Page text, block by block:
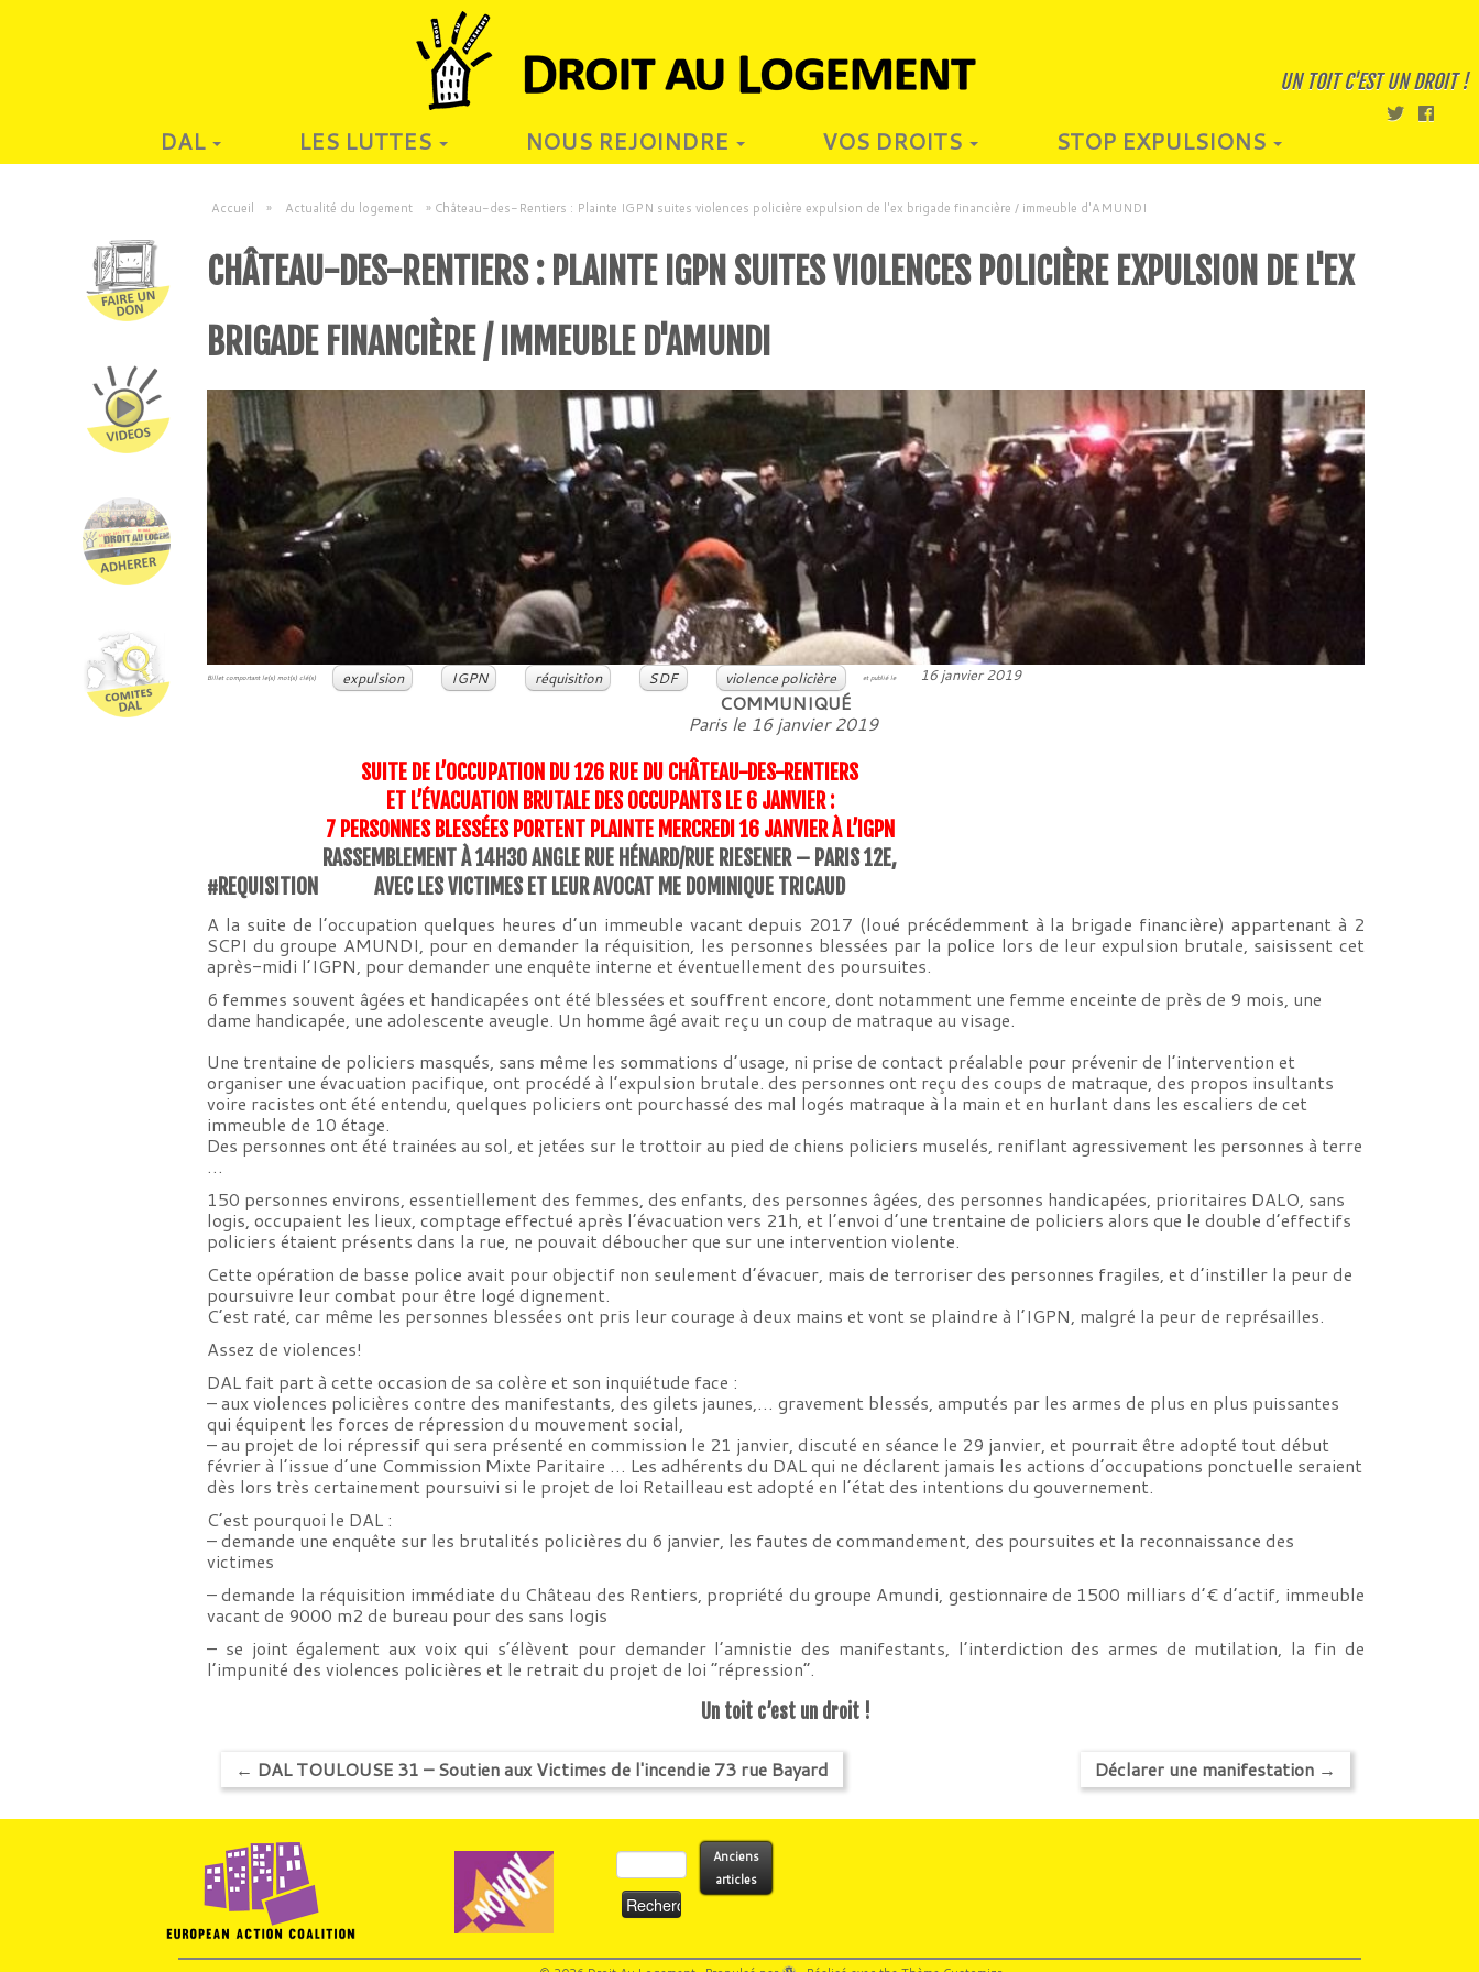
UN TOIT C'EST UN DROIT !
DAL LES LUTTES NOUS REJOINDRE VOS DROITS STOP EXPULSIONS
Accueil » Actualité du logement » Château-des-Rentiers : Plainte IGPN suites violences policière expulsion de l'ex brigade financière / immeuble d'AMUNDI
CHÂTEAU-DES-RENTIERS : PLAINTE IGPN SUITES VIOLENCES POLICIÈRE EXPULSION DE L'EX
BRIGADE FINANCIÈRE / IMMEUBLE D'AMUNDI
Billet comportant le(s) mot(s) clé(s) expulsion IGPN réquisition SDF violence policière et publié le 16 janvier 2019
COMMUNIQUÉ
Paris le 16 janvier 2019
#REQUISITION
SUITE DE L’OCCUPATION DU 126 RUE DU CHÂTEAU-DES-RENTIERS
ET L’ÉVACUATION BRUTALE DES OCCUPANTS LE 6 JANVIER :
7 PERSONNES BLESSÉES PORTENT PLAINTE MERCREDI 16 JANVIER À L’IGPN
RASSEMBLEMENT À 14H30 ANGLE RUE HÉNARD/RUE RIESENER – PARIS 12E,
AVEC LES VICTIMES ET LEUR AVOCAT ME DOMINIQUE TRICAUD
A la suite de l’occupation quelques heures d’un immeuble vacant depuis 2017 (loué précédemment à la brigade financière) appartenant à 2
SCPI du groupe AMUNDI, pour en demander la réquisition, les personnes blessées par la police lors de leur expulsion brutale, saisissent cet
après-midi l’IGPN, pour demander une enquête interne et éventuellement des poursuites.
6 femmes souvent âgées et handicapées ont été blessées et souffrent encore, dont notamment une femme enceinte de près de 9 mois, une
dame handicapée, une adolescente aveugle. Un homme âgé avait reçu un coup de matraque au visage.
Une trentaine de policiers masqués, sans même les sommations d’usage, ni prise de contact préalable pour prévenir de l’intervention et
organiser une évacuation pacifique, ont procédé à l’expulsion brutale. des personnes ont reçu des coups de matraque, des propos insultants
voire racistes ont été entendu, quelques policiers ont pourchassé des mal logés matraque à la main et en hurlant dans les escaliers de cet
immeuble de 10 étage.
Des personnes ont été trainées au sol, et jetées sur le trottoir au pied de chiens policiers muselés, reniflant agressivement les personnes à terre
…
150 personnes environs, essentiellement des femmes, des enfants, des personnes âgées, des personnes handicapées, prioritaires DALO, sans
logis, occupaient les lieux, comptage effectué après l’évacuation vers 21h, et l’envoi d’une trentaine de policiers alors que le double d’effectifs
policiers étaient présents dans la rue, ne pouvait déboucher que sur une intervention violente.
Cette opération de basse police avait pour objectif non seulement d’évacuer, mais de terroriser des personnes fragiles, et d’instiller la peur de
poursuivre leur combat pour être logé dignement.
C’est raté, car même les personnes blessées ont pris leur courage à deux mains et vont se plaindre à l’IGPN, malgré la peur de représailles.
Assez de violences!
DAL fait part à cette occasion de sa colère et son inquiétude face :
– aux violences policières contre des manifestants, des gilets jaunes,… gravement blessés, amputés par les armes de plus en plus puissantes
qui équipent les forces de répression du mouvement social,
– au projet de loi répressif qui sera présenté en commission le 21 janvier, discuté en séance le 29 janvier, et pourrait être adopté tout début
février à l’issue d’une Commission Mixte Paritaire … Les adhérents du DAL qui ne déclarent jamais les actions d’occupations ponctuelle seraient
dès lors très certainement poursuivi si le projet de loi Retailleau est adopté en l’état des intentions du gouvernement.
C’est pourquoi le DAL :
– demande une enquête sur les brutalités policières du 6 janvier, les fautes de commandement, des poursuites et la reconnaissance des
victimes
– demande la réquisition immédiate du Château des Rentiers, propriété du groupe Amundi, gestionnaire de 1500 milliars d’€ d’actif, immeuble
vacant de 9000 m2 de bureau pour des sans logis
– se joint également aux voix qui s’élèvent pour demander l’amnistie des manifestants, l’interdiction des armes de mutilation, la fin de
l’impunité des violences policières et le retrait du projet de loi “répression”.
Un toit c’est un droit !
← DAL TOULOUSE 31 – Soutien aux Victimes de l'incendie 73 rue Bayard Déclarer une manifestation →
Rechercher :
Anciens
articles